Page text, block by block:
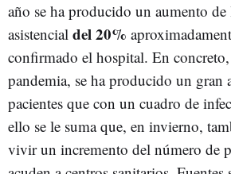
año se ha producido un aumento de
asistencial del 20%
confirmado el hospital. En
pandemia, se ha producido un gran
pacientes que con un cuadro de
ello se le suma que, en invierno,
vivir un incremento del número de